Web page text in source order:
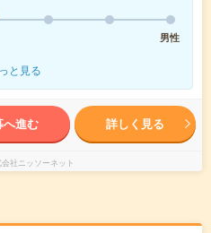
男性
と見る
へ進む 詳しく見る
社ニッソーネット